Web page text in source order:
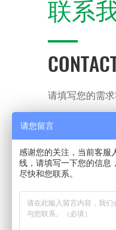
联系
请填写您的需
请您留言
感谢您的关注，当前客服
线，请填写一下您的信息
尽快和您联系。